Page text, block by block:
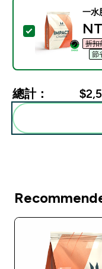
選取此商品 -
一水
折
節
總計：